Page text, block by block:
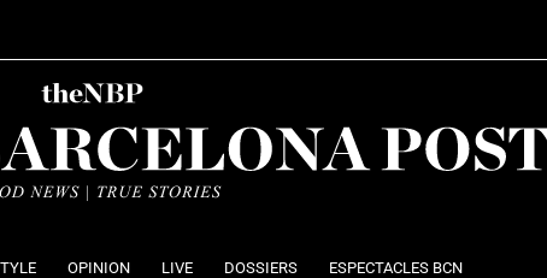
OPINION LIVE DOSSIERS ESPECTACLES BCN